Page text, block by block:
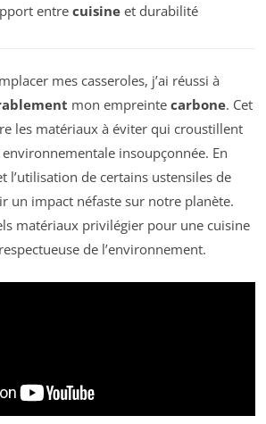
entre cuisineet durabilité
mes casseroles, j’ai réussi à
mon empreinte carbone. Cet
les matériaux à éviter qui croustillent
insoupçonnée. En
l’utilisation de certains ustensiles de
un impact néfaste sur notre planète.
matériaux privilégier pour une cuisine
de l’environnement.